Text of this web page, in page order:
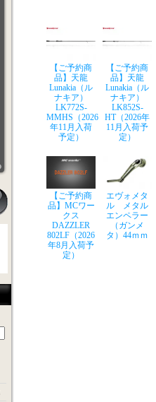
【ご予約商
品】天龍
Lunakia（ル
ナキア）
LK772S-
MMHS（2026
年11月入荷
予定）
【ご予約商
品】天龍
Lunakia（ル
ナキア）
LK852S-
HT（2026年
11月入荷予
定）
【ご予約商
品】MCワー
クス
DAZZLER
802LF（2026
年8月入荷予
定）
エヴォメタ
ル メタル
エンペラー
（ガンメ
タ）44ｍｍ